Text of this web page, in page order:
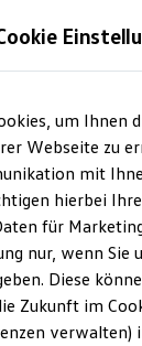
Fahrzeuge
um Ihnen
Webseite zu
mit
hierbei
für
nur, wenn Sie
Diese
Zukunft im
verwalten)